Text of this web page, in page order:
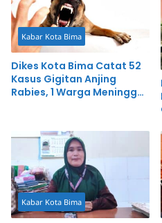
Kabar Kota Bima
Dikes Kota Bima Catat 52
Kasus Gigitan Anjing
Rabies, 1 Warga Meninggal
Kabar Kota Bima